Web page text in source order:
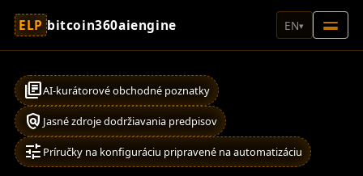
ELP bitcoin360aiengine EN▾
library_booksAI-kurátorové obchodné poznatky
policyJasné zdroje dodržiavania predpisov
tune Príručky na konfiguráciu pripravené na automatizáciu